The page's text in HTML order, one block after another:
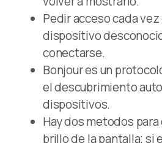
Pedir acceso cada vez
dispositivo
conectarse.
Bonjour es un
el descubrimiento
dispositivos.
Hay dos metodos
brillo de la pantalla; si